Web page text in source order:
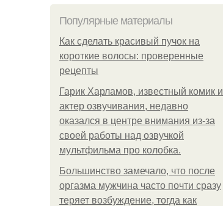
Популярные материалы
Как сделать красивый пучок на
короткие волосы: проверенные
рецепты
Гарик Харламов, известный комик и
актер озвучивания, недавно
оказался в центре внимания из-за
своей работы над озвучкой
мультфильма про колобка.
Большинство замечало, что после
оргазма мужчина часто почти сразу
теряет возбуждение, тогда как